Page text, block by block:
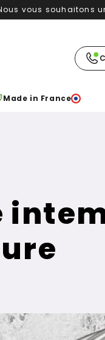
vous souhaitons
Made in France